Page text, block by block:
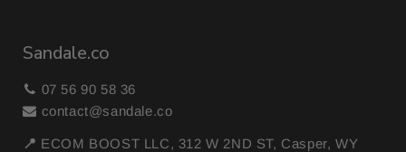
Sandale.co
07 56 90 58 36
contact@sandale.co
📍 ECOM BOOST LLC, 312 W 2ND ST, Casper, WY